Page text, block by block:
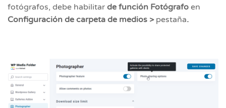
fotógrafos, debe habilitar de función Fotógrafo en
Configuración de carpeta de medios > pestaña.